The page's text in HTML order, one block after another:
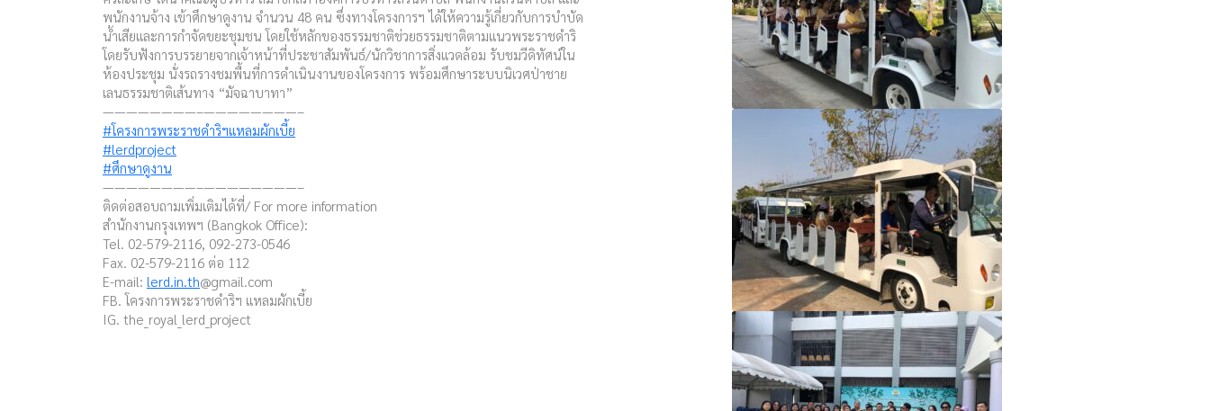
พนักงานจ้าง เข้าศึกษาดูงาน จำนวน 48 คน ซึ่งทางโครงการฯ ได้ให้ความรู้เกี่ยวกับการบำบัด
น้ำเสียและการกำจัดขยะชุมชน โดยใช้หลักของธรรมชาติช่วยธรรมชาติตามแนวพระราชดำริ
โดยรับฟังการบรรยายจากเจ้าหน้าที่ประชาสัมพันธ์/นักวิชาการสิ่งแวดล้อม รับชมวีดิทัศน์ใน
ห้องประชุม นั่งรถรางชมพื้นที่การดำเนินงานของโครงการ พร้อมศึกษาระบบนิเวศป่าชาย
เลนธรรมชาติเส้นทาง “มัจฉาบาทา”
————————–————————–
#โครงการพระราชดำริฯแหลมผักเบี้ย
#lerdproject
#ศึกษาดูงาน
————————–————————–
ติดต่อสอบถามเพิ่มเติมได้ที่/ For more information
สำนักงานกรุงเทพฯ (Bangkok Office):
Tel. 02-579-2116, 092-273-0546
Fax. 02-579-2116 ต่อ 112
E-mail: lerd.in.th@gmail.com
FB. โครงการพระราชดำริฯ แหลมผักเบี้ย
IG. the_royal_lerd_project